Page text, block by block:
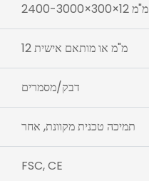
2400-3000×300×12 מ"מ
12 מ"מ או מותאם אישית
דבק/מסמרים
תמיכה טכנית מקוונת, אחר
FSC, CE